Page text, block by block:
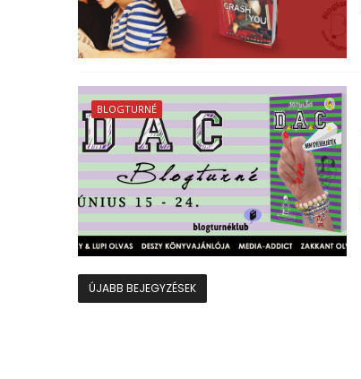
BLOGTURNÉ
ÚJABB BEJEGYZÉSEK